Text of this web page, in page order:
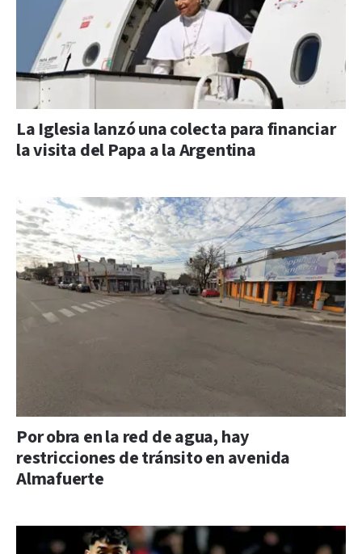
La Iglesia lanzó una colecta para financiar
la visita del Papa a la Argentina
Por obra en la red de agua, hay
restricciones de tránsito en avenida
Almafuerte